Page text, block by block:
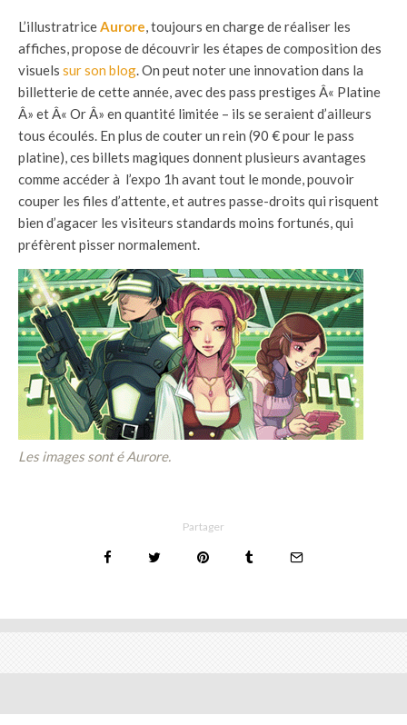
L’illustratriceAurore, toujours en charge de réaliser les
affiches, propose de découvrir les étapes de composition des
visuels sur son blog. On peut noter une innovation dans la
billetterie de cette année, avec des pass prestiges Â« Platine
Â» et Â« Or Â» en quantité limitée – ils se seraient d’ailleurs
tous écoulés. En plus de couter un rein (90 € pour le pass
platine), ces billets magiques donnent plusieurs avantages
comme accéder à l’expo 1h avant tout le monde, pouvoir
couper les files d’attente, et autres passe-droits qui risquent
bien d’agacer les visiteurs standards moins fortunés, qui
préfèrent pisser normalement.
Les images sont é Aurore.
Partager